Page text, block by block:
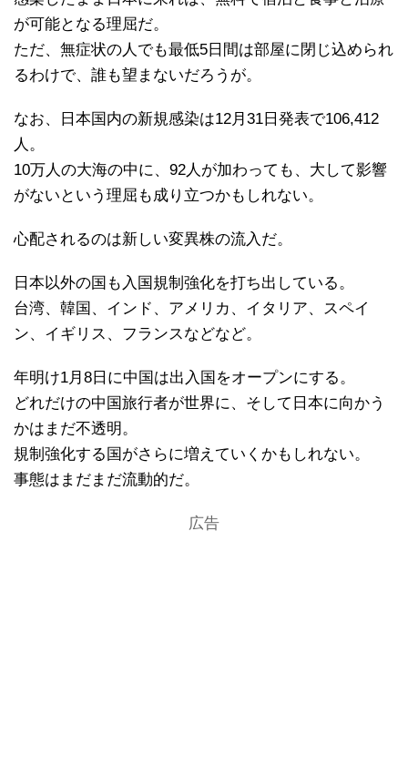
が可能となる理屈だ。
ただ、無症状の人でも最低5日間は部屋に閉じ込められ
るわけで、誰も望まないだろうが。
なお、日本国内の新規感染は12月31日発表で106,412
人。
10万人の大海の中に、92人が加わっても、大して影響
がないという理屈も成り立つかもしれない。
心配されるのは新しい変異株の流入だ。
日本以外の国も入国規制強化を打ち出している。
台湾、韓国、インド、アメリカ、イタリア、スペイ
ン、イギリス、フランスなどなど。
年明け1月8日に中国は出入国をオープンにする。
どれだけの中国旅行者が世界に、そして日本に向かう
かはまだ不透明。
規制強化する国がさらに増えていくかもしれない。
事態はまだまだ流動的だ。
広告